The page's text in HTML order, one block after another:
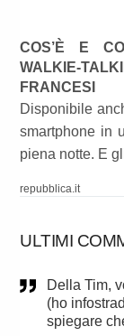
COS’È E
WALKIE-
FRANCESI
Disponibile
smartphone in
piena notte. E
repubblica.it
ULTIMI
Della Tim, volevano propormi l'ADSL anche a casa
(ho
spiegare